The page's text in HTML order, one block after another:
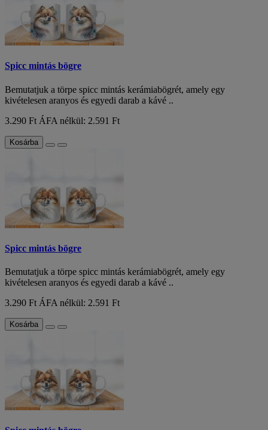
Spicc mintás bögre
Bemutatjuk a törpe spicc mintás kerámiabögrét, amely egy
kivételesen aranyos és egyedi darab a kávé ..
3.290 Ft ÁFA nélkül: 2.591 Ft
Kosárba
Spicc mintás bögre
Bemutatjuk a törpe spicc mintás kerámiabögrét, amely egy
kivételesen aranyos és egyedi darab a kávé ..
3.290 Ft ÁFA nélkül: 2.591 Ft
Kosárba